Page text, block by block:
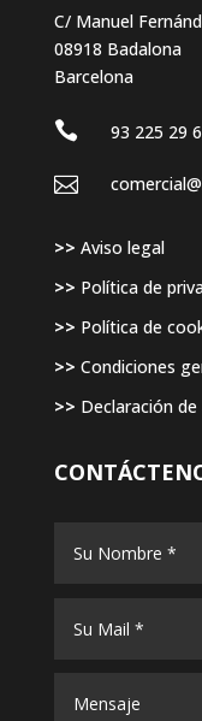
C/ Manuel
08918 Badalona
Barcelona
 93 225 29

>> Aviso legal
>> Política de
>> Política de
>> Condiciones
>> Declaración